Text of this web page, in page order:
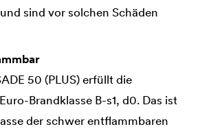
sind vor solchen Schäden
50 (PLUS) erfüllt die
Brandklasse B-s1, d0. Das ist
der schwer entflammbaren